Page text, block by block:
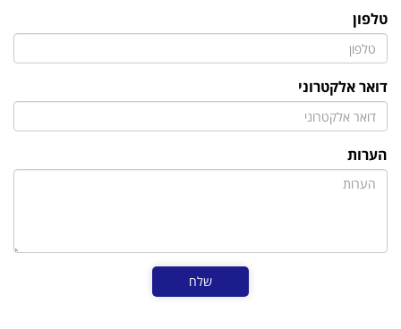
טלפון
דואר אלקטרוני
הערות